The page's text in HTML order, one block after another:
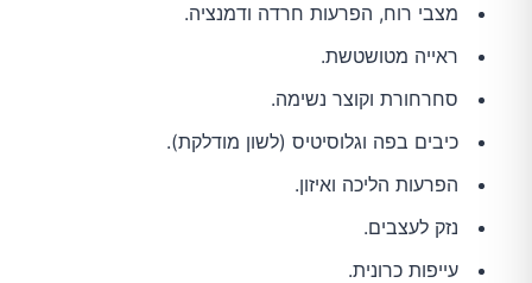
מצבי רוח, הפרעות חרדה ודמנציה.
ראייה מטושטשת.
סחרחורת וקוצר נשימה.
כיבים בפה וגלוסיטיס (לשון מודלקת).
הפרעות הליכה ואיזון.
נזק לעצבים.
עייפות כרונית.